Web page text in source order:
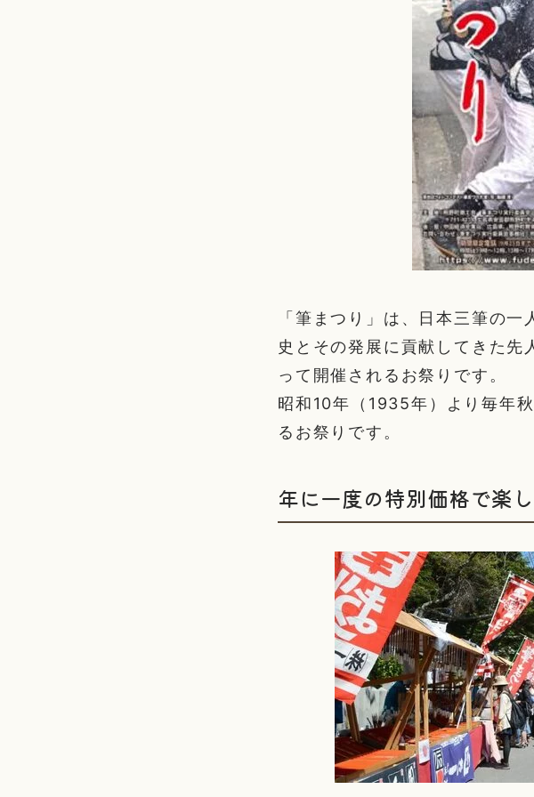
「筆まつり」は、日本三筆の
史とその発展に貢献してきた
って開催されるお祭りです。
昭和10年（1935年）より毎年
るお祭りです。
年に一度の特別価格で楽